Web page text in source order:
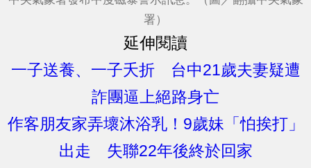
署）
延伸閱讀
一子送養、一子夭折 台中21歲夫妻疑遭
詐團逼上絕路身亡
作客朋友家弄壞沐浴乳！9歲妹「怕挨打」
出走 失聯22年後終於回家